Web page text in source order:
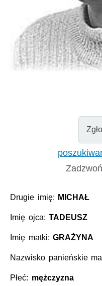
Drugie imię: MICHAŁ
Imię ojca:TADEUSZ
Imię matki:GRAŻYNA
Nazwisko panieńskie
Płeć: mężczyzna